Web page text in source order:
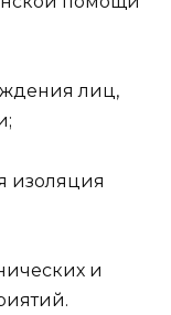
лиц,
изоляция
и